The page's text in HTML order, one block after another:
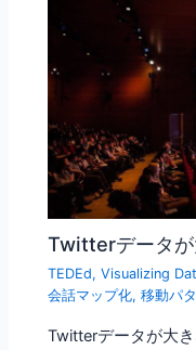
Twitterデータが
TEDEd,Visualizing
会話マップ化,移動パ
Twitterデータが大